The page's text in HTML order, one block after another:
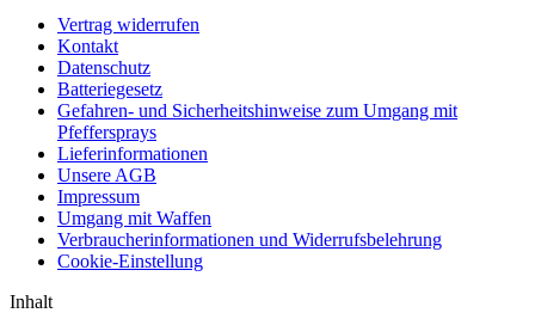
Vertrag widerrufen
Kontakt
Datenschutz
Batteriegesetz
Gefahren- und Sicherheitshinweise zum Umgang mit
Pfeffersprays
Lieferinformationen
Unsere AGB
Impressum
Umgang mit Waffen
Verbraucherinformationen und Widerrufsbelehrung
Cookie-Einstellung
Inhalt